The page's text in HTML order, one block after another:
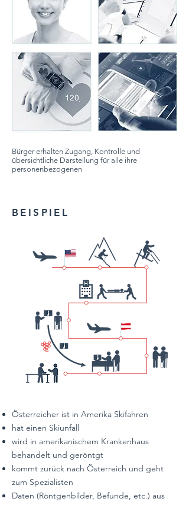
Bürger erhalten Zugang, Kontrolle und
übersichtliche Darstellung für alle ihre
personenbezogenen
BEISPIEL
Österreicher ist in Amerika Skifahren
hat einen Skiunfall
wird in amerikanischem Krankenhaus
behandelt und geröntgt
kommt zurück nach Österreich und geht
zum Spezialisten
Daten (Röntgenbilder, Befunde, etc.) aus